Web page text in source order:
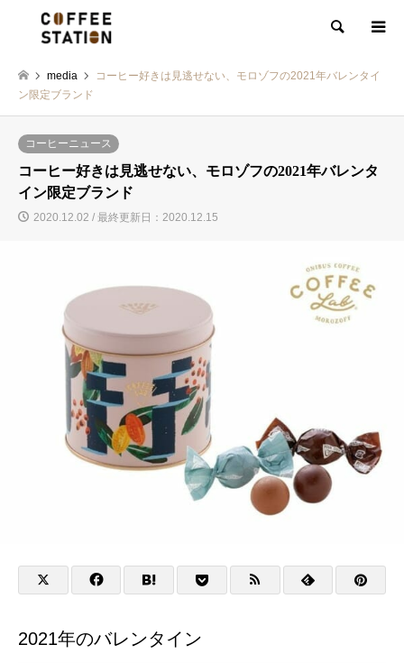
検索
media
コーヒー好きは見逃せない、モロゾフの2021年バレンタイ
ン限定ブランド
コーヒーニュース
コーヒー好きは見逃せない、モロゾフの2021年バレンタ
イン限定ブランド
2020.12.02 / 最終更新日：2020.12.15
2021年のバレンタイン